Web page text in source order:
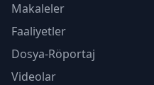
Makaleler
Faaliyetler
Dosya-Röportaj
Videolar